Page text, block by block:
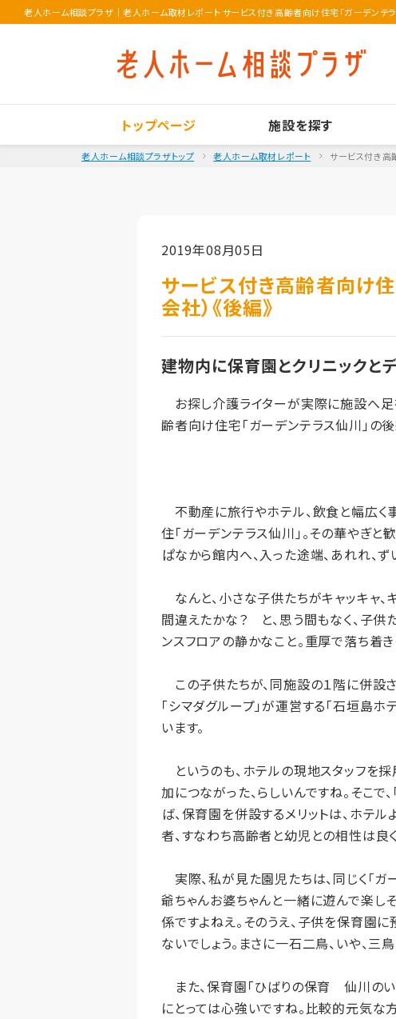
老人ホーム相談プラザ ｜老人ホーム取材レポート サービス付き高齢者向け住宅「ガーデンテラ
トップページ 施設を探す
老人ホーム相談プラザトップ 老人ホーム取材レポート サービス付き高
2019年08月05日
サービス付き高齢者向け住
会社）《後編》
建物内に保育園とクリニックと
お探し介護ライターが実際に施設へ足
齢者向け住宅「ガーデンテラス仙川」の後
不動産に旅行やホテル、飲食と幅広く
住「ガーデンテラス仙川」。その華やぎ
ぱなから館内へ、入った途端、あれれ、
なんと、小さな子供たちがキャッキャ、
間違えたかな？ と、思う間もなく、子供
ンスフロアの静かなこと。重厚で落ち着
この子供たちが、同施設の１階に併設
「シマダグループ」が運営する「石垣島
います。
というのも、ホテルの現地スタッフを
加につながった、らしいんですね。そこ
ば、保育園を併設するメリットは、ホテ
者、すなわち高齢者と幼児との相性は良
実際、私が見た園児たちは、同じく「
爺ちゃんお婆ちゃんと一緒に遊んで楽し
係ですよねえ。そのうえ、子供を保育園
ないでしょう。まさに一石二鳥、いや、三
また、保育園「ひばりの保育 仙川のい
にとっては心強いですね。比較的元気な